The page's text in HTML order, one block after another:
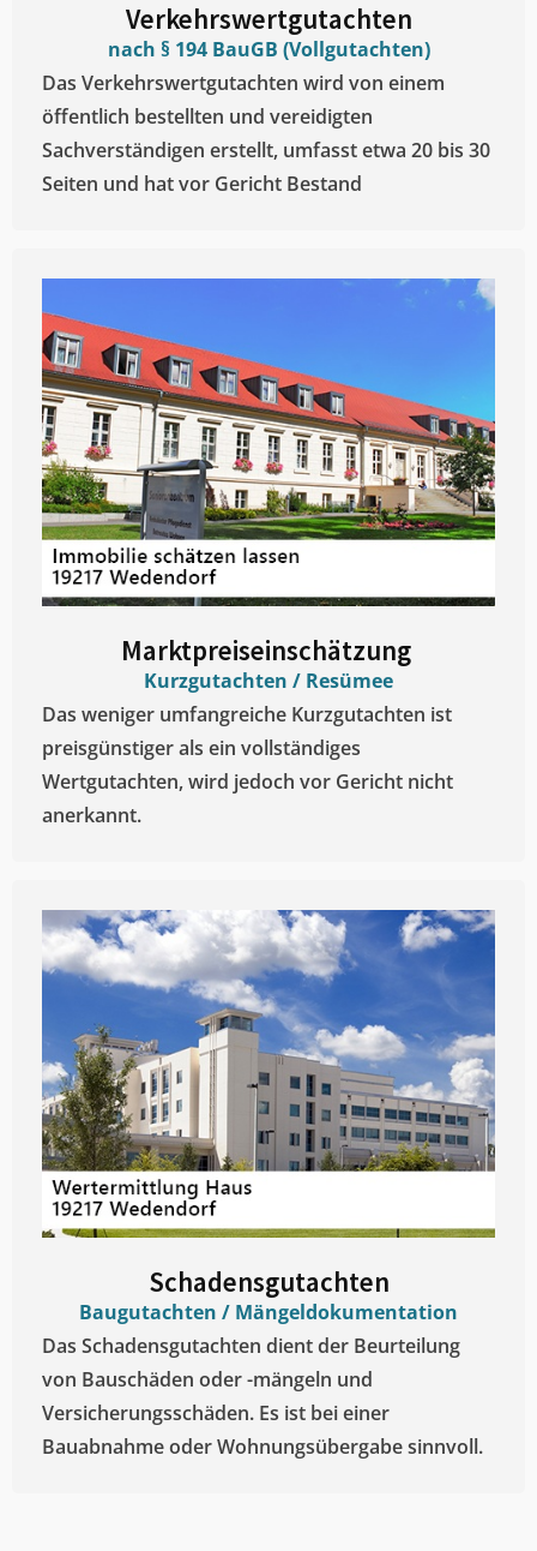
Verkehrswertgutachten
nach § 194 BauGB (Vollgutachten)
Das Verkehrswertgutachten wird von einem
öffentlich bestellten und vereidigten
Sachverständigen erstellt, umfasst etwa 20 bis 30
Seiten und hat vor Gericht Bestand
Marktpreiseinschätzung ​
Kurzgutachten / Resümee
Das weniger umfangreiche Kurzgutachten ist
preisgünstiger als ein vollständiges
Wertgutachten, wird jedoch vor Gericht nicht
anerkannt.
Schadensgutachten
Baugutachten / Mängeldokumentation
Das Schadensgutachten dient der Beurteilung
von Bauschäden oder -mängeln und
Versicherungsschäden. Es ist bei einer
Bauabnahme oder Wohnungsübergabe sinnvoll.